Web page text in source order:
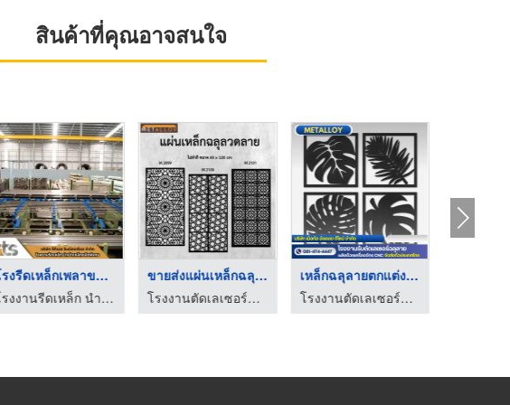
สินค้าที่คุณอาจสนใจ
เหล็กชุบซิงค์ ระยอง
ร้านขายเหล็ก ระยอง - โชคสุขใจ ค้าเหล็ก
ขายเหล็ก เอชบีม บ้าน ...
เหล็ก-โตโลหะกิจ ชลบุรี
เหล็กท่อกลม ราคาโรงง ...
ห้างหุ้นส่วนจำกัด ต ชัยเจริญฮาร์ดแวร์